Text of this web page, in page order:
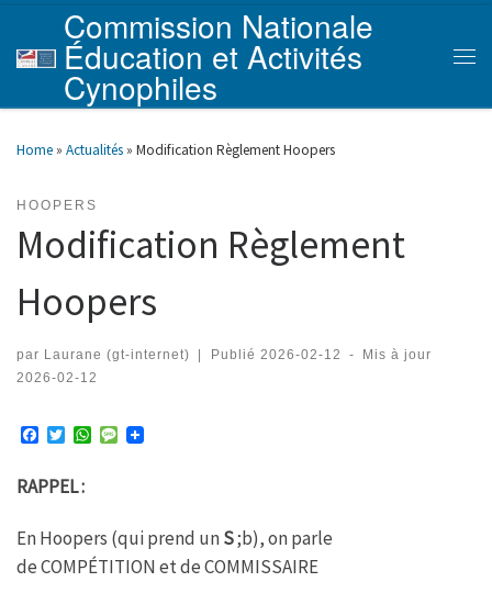
Skip to content
Commission Nationale
Éducation et Activités
Cynophiles
Home » Actualités » Modification Règlement Hoopers
HOOPERS
Modification Règlement
Hoopers
par Laurane (gt-internet) Publié 2026-02-12 -
Mis à jour
2026-02-12
e
o
k
T
t
r
W
p
p
M
e
RAPPEL :
En Hoopers (qui prend unS;b), on parle
de COMPÉTITION et de COMMISSAIRE